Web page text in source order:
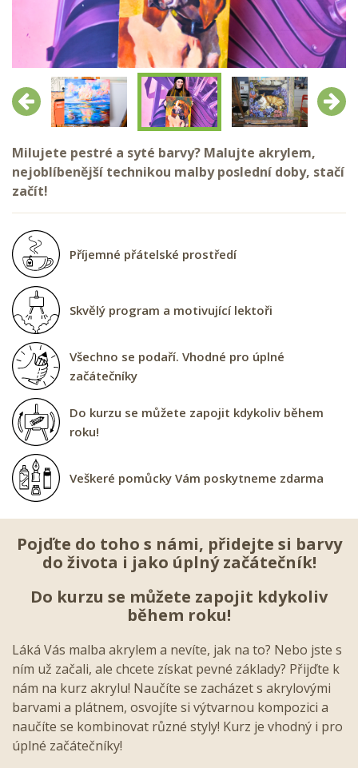
Předchozí Další
Milujete pestré a syté barvy? Malujte akrylem,
nejoblíbenější technikou malby poslední doby, stačí
začít!
Příjemné přátelské prostředí
Skvělý program a motivující lektoři
Všechno se podaří. Vhodné pro úplné
začátečníky
Do kurzu se můžete zapojit kdykoliv během
roku!
Veškeré pomůcky Vám poskytneme zdarma
Pojďte do toho s námi, přidejte si barvy
do života i jako úplný začátečník!
Do kurzu se můžete zapojit kdykoliv
během roku!
Láká Vás malba akrylem a nevíte, jak na to? Nebo jste s
ním už začali, ale chcete získat pevné základy? Přijďte k
nám na kurz akrylu! Naučíte se zacházet s akrylovými
barvami a plátnem, osvojíte si výtvarnou kompozici a
naučíte se kombinovat různé styly! Kurz je vhodný i pro
úplné začátečníky!